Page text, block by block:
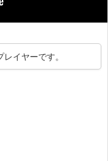
イヤーです。